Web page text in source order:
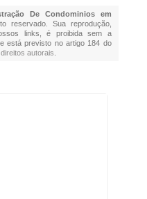
De Condominios em
reservado. Sua reprodução,
links, é proibida sem a
está previsto no artigo 184 do
autorais